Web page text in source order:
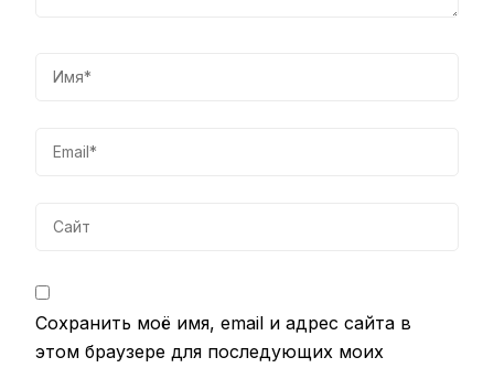
Сохранить моё имя, email и адрес сайта в
этом браузере для последующих моих